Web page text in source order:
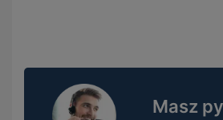
Masz